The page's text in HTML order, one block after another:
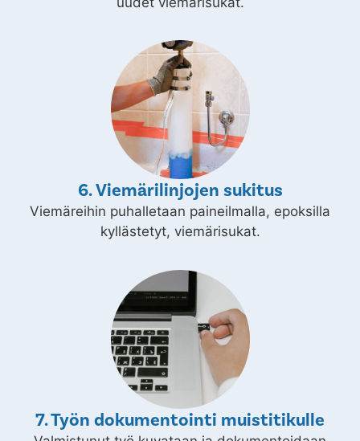
6. Viemärilinjojen sukitus
Viemäreihin puhalletaan paineilmalla, epoksilla
kyllästetyt, viemärisukat.
7. Työn dokumentointi muistitikulle